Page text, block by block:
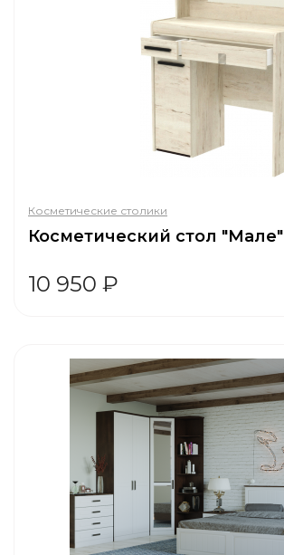
Косметические столики
Косметический стол "Мале"
10 950 ₽